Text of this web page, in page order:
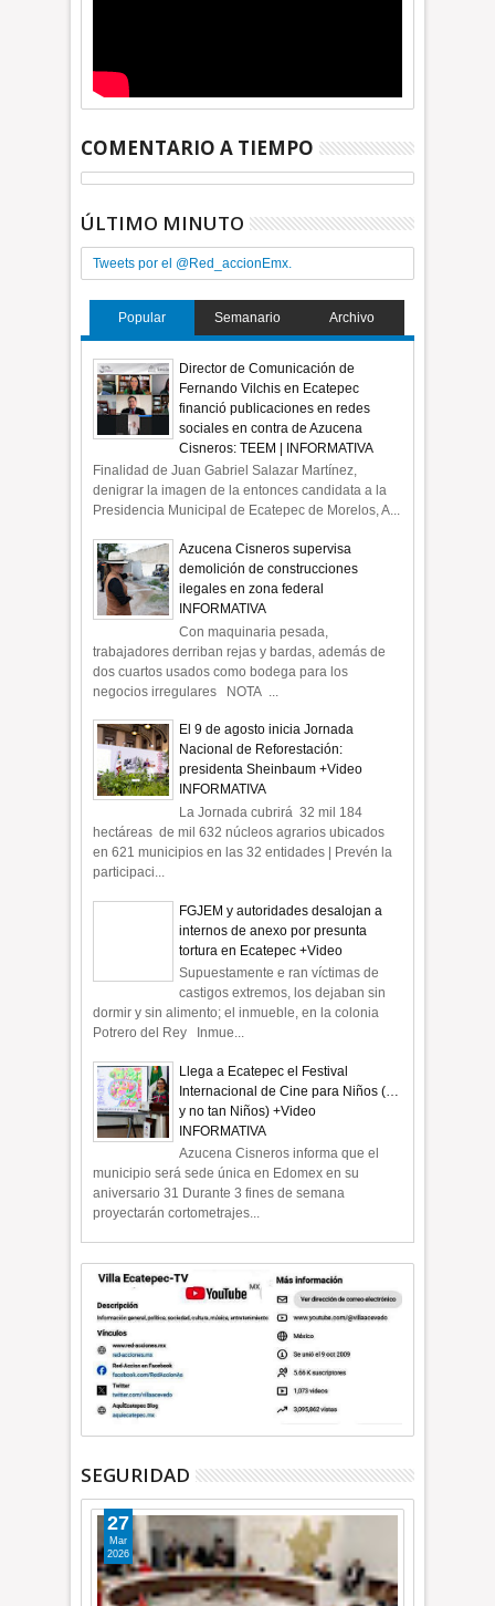
COMENTARIO A TIEMPO
ÚLTIMO MINUTO
Tweets por el @Red_accionEmx.
Popular Semanario Archivo
Director de Comunicación de
Fernando Vilchis en Ecatepec
financió publicaciones en redes
sociales en contra de Azucena
Cisneros: TEEM | INFORMATIVA
Finalidad de Juan Gabriel Salazar Martínez,
denigrar la imagen de la entonces candidata a la
Presidencia Municipal de Ecatepec de Morelos, A...
Azucena Cisneros supervisa
demolición de construcciones
ilegales en zona federal
INFORMATIVA
Con maquinaria pesada,
trabajadores derriban rejas y bardas, además de
dos cuartos usados como bodega para los
negocios irregulares NOTA ...
El 9 de agosto inicia Jornada
Nacional de Reforestación:
presidenta Sheinbaum +Video
INFORMATIVA
La Jornada cubrirá 32 mil 184
hectáreas de mil 632 núcleos agrarios ubicados
en 621 municipios en las 32 entidades | Prevén la
participaci...
FGJEM y autoridades desalojan a
internos de anexo por presunta
tortura en Ecatepec +Video
Supuestamente e ran víctimas de
castigos extremos, los dejaban sin
dormir y sin alimento; el inmueble, en la colonia
Potrero del Rey Inmue...
Llega a Ecatepec el Festival
Internacional de Cine para Niños (…
y no tan Niños) +Video
INFORMATIVA
Azucena Cisneros informa que el
municipio será sede única en Edomex en su
aniversario 31 Durante 3 fines de semana
proyectarán cortometrajes...
SEGURIDAD
27
Mar
2026